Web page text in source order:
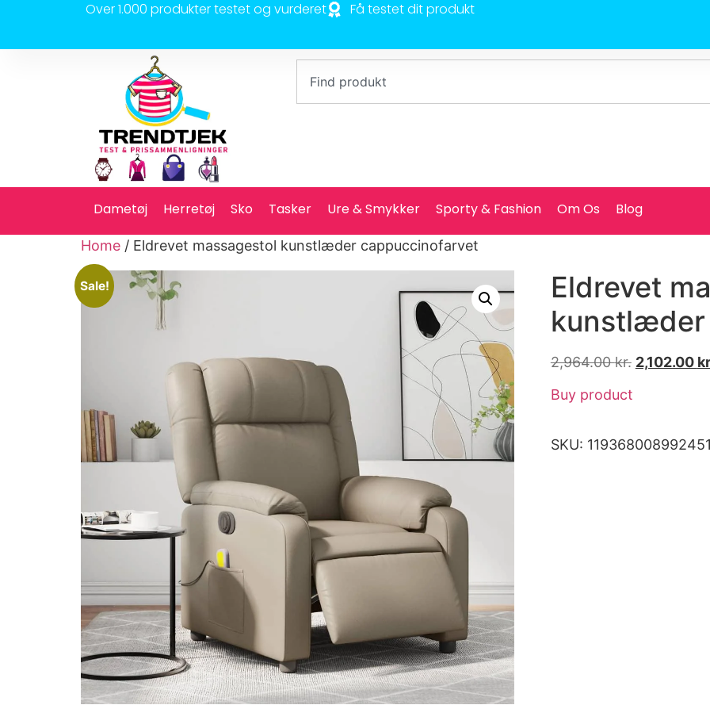
Over 1.000 produkter testet og vurderet Få testet dit produkt
Dametøj Herretøj Sko Tasker Ure & Smykker Sporty & Fashion Om Os Blog
Home / Eldrevet massagestol kunstlæder cappuccinofarvet
Sale!
Eldrevet
kunstlæder
2,964.00kr. 2,102.00
Buy product
SKU: